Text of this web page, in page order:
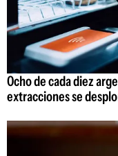
Ocho de cada diez
extracciones se